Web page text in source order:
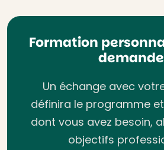
Formation
Un échange avec
définira le programme
dont vous avez besoin,
objectifs